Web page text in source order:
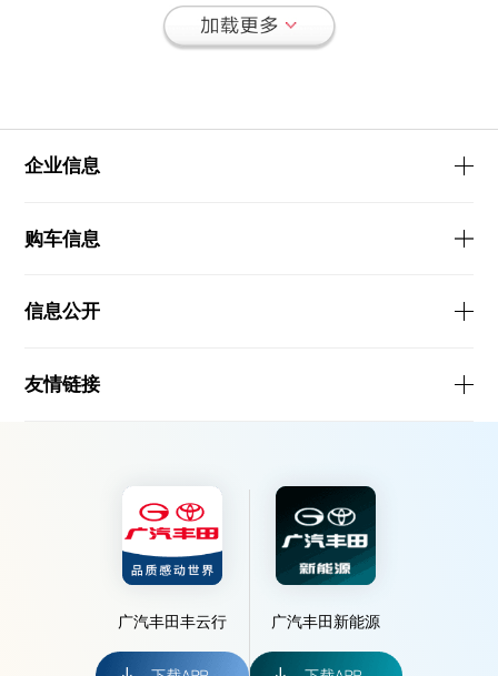
企业信息
购车信息
信息公开
友情链接
广汽丰田丰云行 广汽丰田新能源
向右拖动滑块填充拼图